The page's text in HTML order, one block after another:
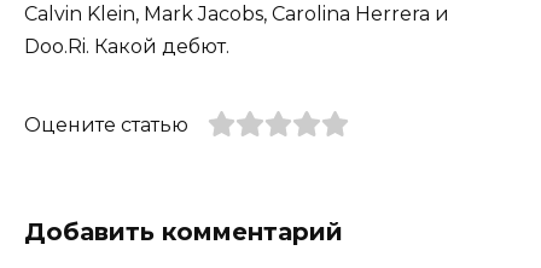
Calvin Klein, Mark Jacobs, Carolina Herrera и
Doo.Ri. Какой дебют.
Оцените статью
Добавить комментарий